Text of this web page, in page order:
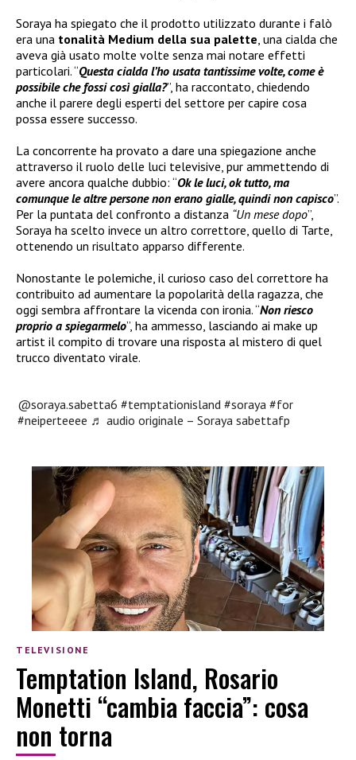
Soraya ha spiegato che il prodotto utilizzato durante i falò
era una tonalità Medium della sua palette , una cialda che
aveva già usato molte volte senza mai notare effetti
particolari. “Questa cialda l’ho usata tantissime volte, come è
possibile che fossi così gialla?”, ha raccontato, chiedendo
anche il parere degli esperti del settore per capire cosa
possa essere successo.
La concorrente ha provato a dare una spiegazione anche
attraverso il ruolo delle luci televisive, pur ammettendo di
avere ancora qualche dubbio: “Ok le luci, ok tutto, ma
comunque le altre persone non erano gialle, quindi non capisco”.
Per la puntata del confronto a distanza “Un mese dopo”,
Soraya ha scelto invece un altro correttore, quello di Tarte,
ottenendo un risultato apparso differente.
Nonostante le polemiche, il curioso caso del correttore ha
contribuito ad aumentare la popolarità della ragazza, che
oggi sembra affrontare la vicenda con ironia. “Non riesco
proprio a spiegarmelo”, ha ammesso, lasciando ai make up
artist il compito di trovare una risposta al mistero di quel
trucco diventato virale.
@soraya.sabetta6 #temptationisland #soraya #for
#neiperteeee ♬ audio originale – Soraya sabettafp
TELEVISIONE
Temptation Island, Rosario
Monetti “cambia faccia”: cosa
non torna